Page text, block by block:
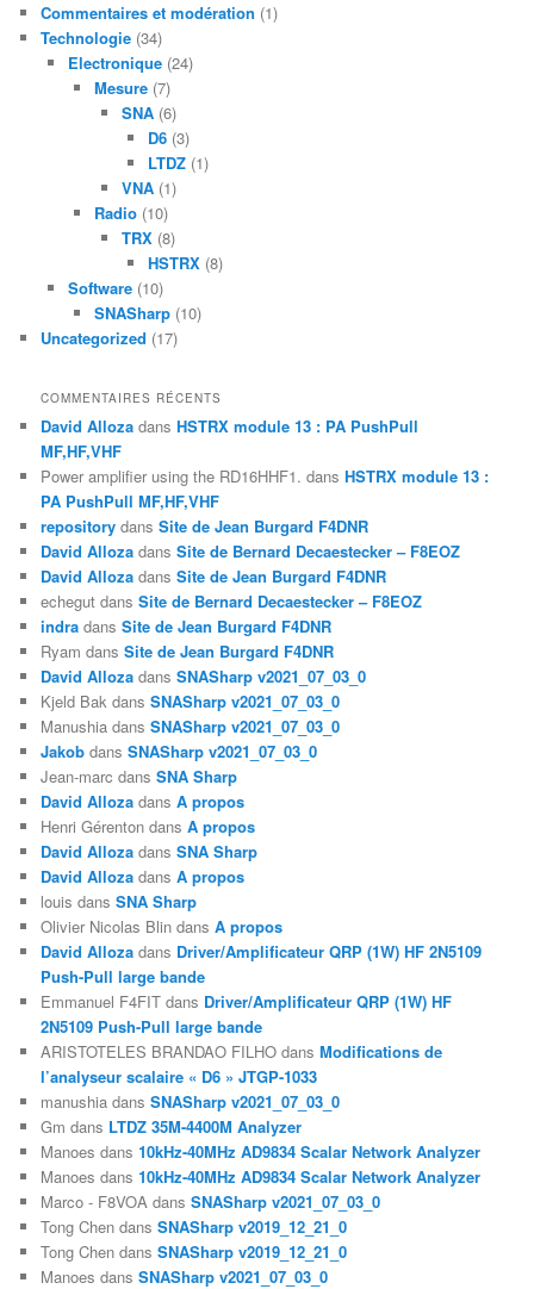
Commentaires et modération (1)
Technologie (34)
Electronique(24)
Mesure (7)
SNA(6)
D6 (3)
LTDZ (1)
VNA(1)
Radio (10)
TRX(8)
HSTRX (8)
Software(10)
SNASharp (10)
Uncategorized (17)
COMMENTAIRES RÉCENTS
David Alloza dansHSTRX module 13 : PA PushPull
MF,HF,VHF
Power amplifier using the RD16HHF1. dansHSTRX module 13 :
PA PushPull MF,HF,VHF
repository dansSite de Jean Burgard F4DNR
David Alloza dansSite de Bernard Decaestecker – F8EOZ
David Alloza dansSite de Jean Burgard F4DNR
echegut dansSite de Bernard Decaestecker – F8EOZ
indra dansSite de Jean Burgard F4DNR
Ryam dansSite de Jean Burgard F4DNR
David Alloza dansSNASharp v2021_07_03_0
Kjeld Bak dansSNASharp v2021_07_03_0
Manushia dansSNASharp v2021_07_03_0
Jakob dansSNASharp v2021_07_03_0
Jean-marc dansSNA Sharp
David Alloza dansA propos
Henri Gérenton dansA propos
David Alloza dansSNA Sharp
David Alloza dansA propos
louis dansSNA Sharp
Olivier Nicolas Blin dansA propos
David Alloza dans Driver/Amplificateur QRP (1W) HF 2N5109
Push-Pull large bande
Emmanuel F4FIT dans Driver/Amplificateur QRP (1W) HF
2N5109 Push-Pull large bande
ARISTOTELES BRANDAO FILHO dansModifications de
l’analyseur scalaire « D6 » JTGP-1033
manushia dansSNASharp v2021_07_03_0
Gm dans LTDZ 35M-4400M Analyzer
Manoes dans10kHz-40MHz AD9834 Scalar Network Analyzer
Manoes dans10kHz-40MHz AD9834 Scalar Network Analyzer
Marco - F8VOA dansSNASharp v2021_07_03_0
Tong Chen dansSNASharp v2019_12_21_0
Tong Chen dansSNASharp v2019_12_21_0
Manoes dansSNASharp v2021_07_03_0